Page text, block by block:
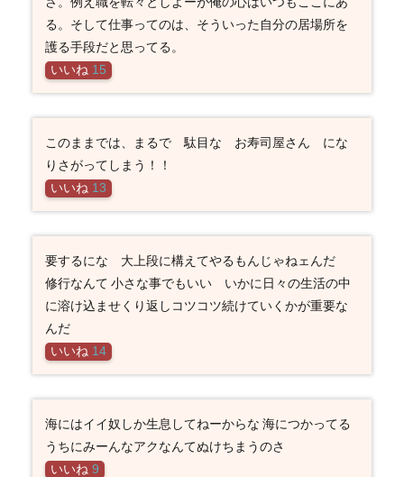
る。そして仕事ってのは、そういった自分の居場所を
護る手段だと思ってる。
いいね 15
このままでは、まるで 駄目な お寿司屋さん にな
りさがってしまう！！
いいね 13
要するにな 大上段に構えてやるもんじゃねェんだ
修行なんて 小さな事でもいい いかに日々の生活の中
に溶け込ませくり返しコツコツ続けていくかが重要な
んだ
いいね 14
海にはイイ奴しか生息してねーからな 海につかってる
うちにみーんなアクなんてぬけちまうのさ
いいね 9